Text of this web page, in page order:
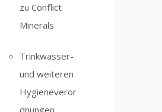
zu Conflict
Minerals
Trinkwasser-
und weiteren
Hygieneveror